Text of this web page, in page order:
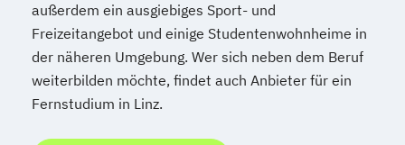
außerdem ein ausgiebiges Sport- und
Freizeitangebot und einige Studentenwohnheime in
der näheren Umgebung. Wer sich neben dem Beruf
weiterbilden möchte, findet auch Anbieter für ein
Fernstudium in Linz.